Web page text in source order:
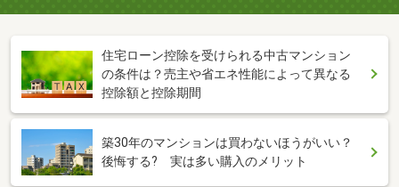
住宅ローン控除を受けられる中古マンション
の条件は？売主や省エネ性能によって異なる
控除額と控除期間
築30年のマンションは買わないほうがいい？
後悔する? 実は多い購入のメリット